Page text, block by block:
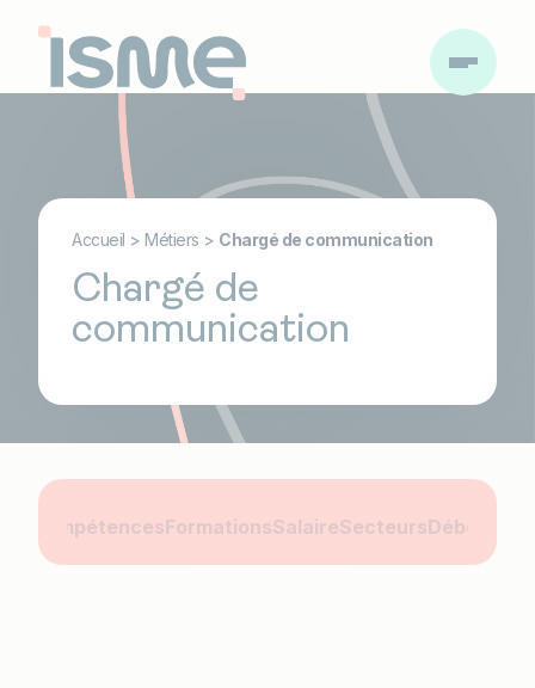
Accueil > Métiers > Chargé de communication
Chargé de
communication
CompétencesFormationsSalaireSecteursDébouchés